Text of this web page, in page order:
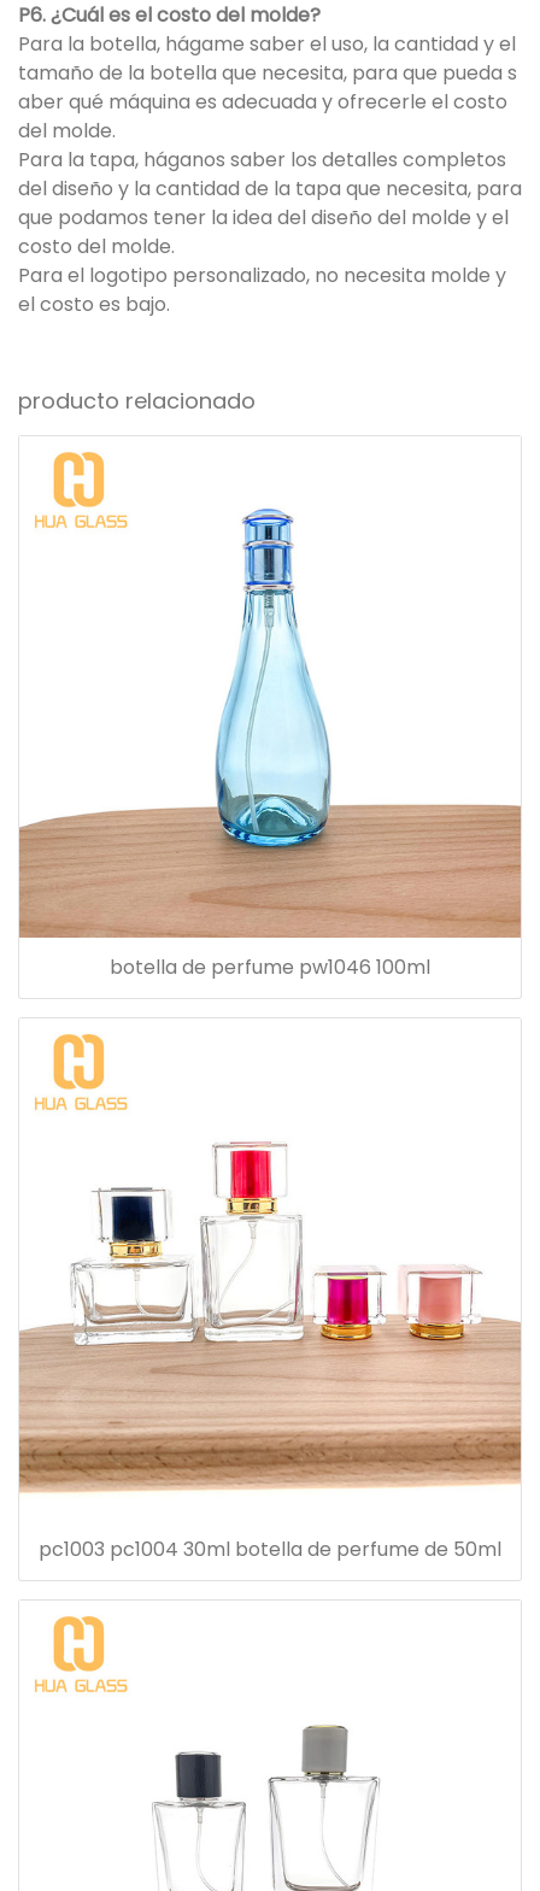
P6. ¿Cuál es el costo del molde?
Para la botella, hágame saber el uso, la cantidad y el
tamaño de la botella que necesita, para que pueda s
aber qué máquina es adecuada y ofrecerle el costo
del molde.
Para la tapa, háganos saber los detalles completos
del diseño y la cantidad de la tapa que necesita, para
que podamos tener la idea del diseño del molde y el
costo del molde.
Para el logotipo personalizado, no necesita molde y
el costo es bajo.
producto relacionado
botella de perfume pw1046 100ml
pc1003 pc1004 30ml botella de perfume de 50ml